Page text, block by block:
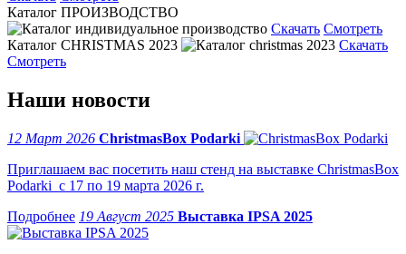
Каталог ПРОИЗВОДСТВО
Скачать Смотреть
Каталог CHRISTMAS 2023
Скачать
Смотреть
Наши новости
12 Март 2026 ChristmasBox Podarki
Приглашаем вас посетить наш стенд на выставке ChristmasBox
Podarki с 17 по 19 марта 2026 г.
19 Август 2025 Выставка IPSA 2025